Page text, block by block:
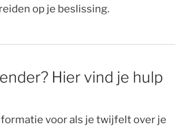
op je beslissing.
Hier vind je hulp
voor als je twijfelt over je